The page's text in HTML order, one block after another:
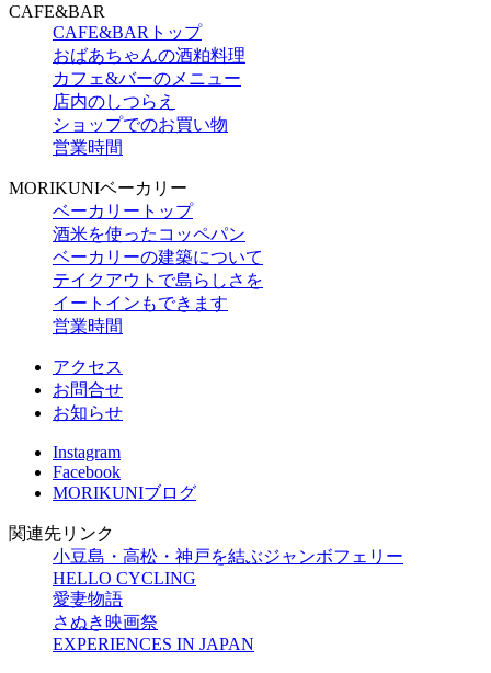
CAFE&BAR
CAFE&BARトップ
おばあちゃんの酒粕料理
カフェ&バーのメニュー
店内のしつらえ
ショップでのお買い物
営業時間
MORIKUNIベーカリー
ベーカリートップ
酒米を使ったコッペパン
ベーカリーの建築について
テイクアウトで島らしさを
イートインもできます
営業時間
アクセス
お問合せ
お知らせ
Instagram
Facebook
MORIKUNIブログ
関連先リンク
小豆島・高松・神戸を結ぶジャンボフェリー
HELLO CYCLING
愛妻物語
さぬき映画祭
EXPERIENCES IN JAPAN